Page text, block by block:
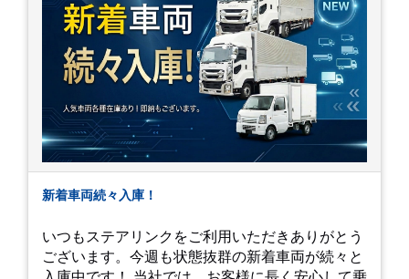
新着車両続々入庫！
いつもステアリンクをご利用いただきありがとう
ございます。今週も状態抜群の新着車両が続々と